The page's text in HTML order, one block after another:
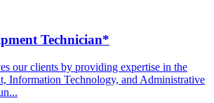
Technician*
our clients by providing expertise in the
Information Technology, and Administrative